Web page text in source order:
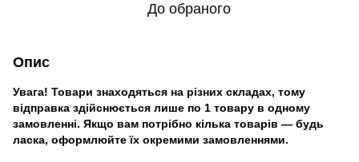
До обраного
Опис
Увага! Товари знаходяться на різних складах, тому
відправка здійснюється лише по 1 товару в одному
замовленні. Якщо вам потрібно кілька товарів — будь
ласка, оформлюйте їх окремими замовленнями.